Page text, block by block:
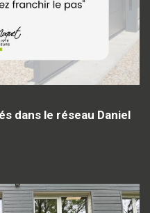
dans le réseau Daniel